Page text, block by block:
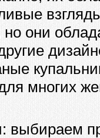
но они
многих
выбираем